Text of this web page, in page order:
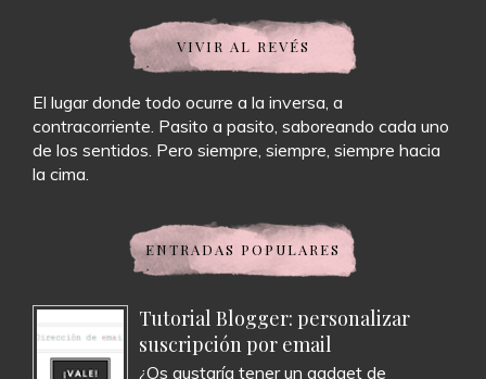
VIVIR AL REVÉS
El lugar donde todo ocurre a la inversa, a
contracorriente. Pasito a pasito, saboreando cada uno
de los sentidos. Pero siempre, siempre, siempre hacia
la cima.
ENTRADAS POPULARES
Tutorial Blogger: personalizar
suscripción por email
¿Os gustaría tener un gadget de